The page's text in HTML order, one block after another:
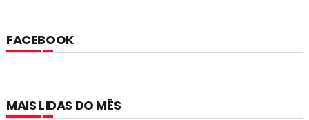
FACEBOOK
MAIS LIDAS DO MÊS